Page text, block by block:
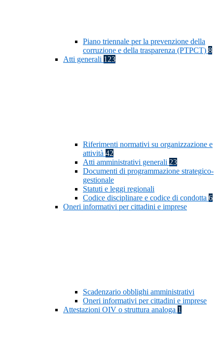
Piano triennale per la prevenzione della
corruzione e della trasparenza (PTPCT) 8
Atti generali 123
Riferimenti normativi su organizzazione e
attività 42
Atti amministrativi generali 23
Documenti di programmazione strategico-
gestionale
Statuti e leggi regionali
Codice disciplinare e codice di condotta 6
Oneri informativi per cittadini e imprese
Scadenzario obblighi amministrativi
Oneri informativi per cittadini e imprese
Attestazioni OIV o struttura analoga 1